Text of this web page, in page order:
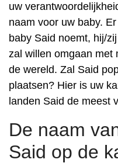
uw
naam voor uw baby.
baby Said noemt, hij/
zal willen omgaan met
de wereld. Zal Said
plaatsen? Hier is uw
landen Said de meest
De naam
Said op de